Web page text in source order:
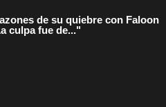
de su quiebre con Faloon
culpa fue de..."